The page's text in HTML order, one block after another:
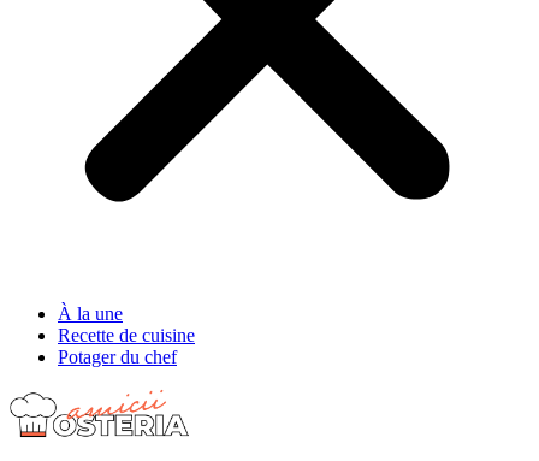
À la une
Recette de cuisine
Potager du chef